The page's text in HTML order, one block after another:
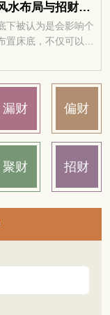
，开光是很关键的一
就发挥不出来了。 至
还挺多的，下面就
方法。
床底下放什么旺财？风水布局与招财物品推荐
下被认为是会影响个
置床底，不仅可以改
运和好运。那么，
来看看吧。
漏财 偏财
聚财 招财